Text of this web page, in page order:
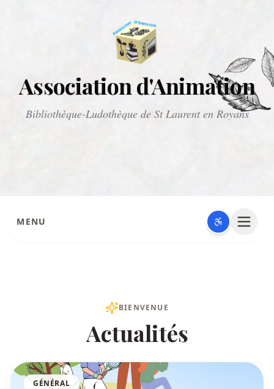
Association d'Animation
Bibliothèque-Ludothèque de St Laurent en Royans
MENU
BIENVENUE
Actualités
GÉNÉRAL